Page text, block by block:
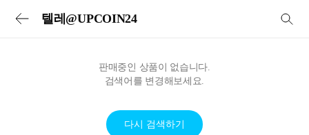
텔레@UPCOIN24
판매중인 상품이 없습니다.
검색어를 변경해보세요.
다시 검색하기